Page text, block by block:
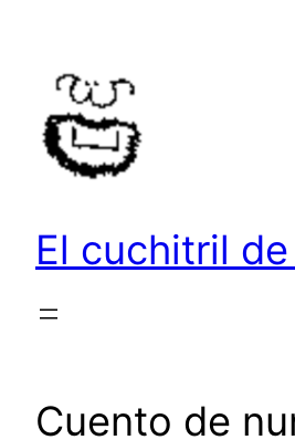
contenido
El cuchitril de
Cuento de